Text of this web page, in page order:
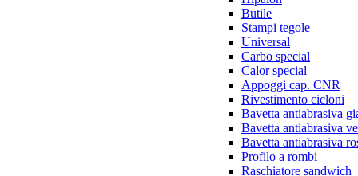
Butile
Stampi tegole
Universal
Carbo special
Calor special
Appoggi cap. CNR
Rivestimento cicloni
Bavetta antiabrasiva
Bavetta antiabrasiva
Bavetta antiabrasiva
Profilo a rombi
Raschiatore sandwich